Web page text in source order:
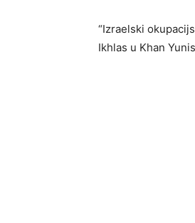
“Izraelski
Ikhlas u Khan